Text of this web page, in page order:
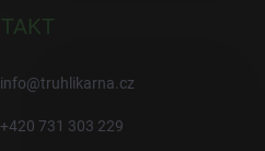
info@truhlikarna.cz
+420 731 303 229